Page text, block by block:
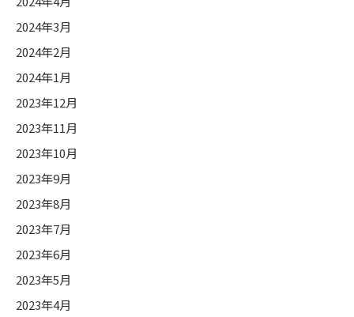
2024年3月
2024年2月
2024年1月
2023年12月
2023年11月
2023年10月
2023年9月
2023年8月
2023年7月
2023年6月
2023年5月
2023年4月